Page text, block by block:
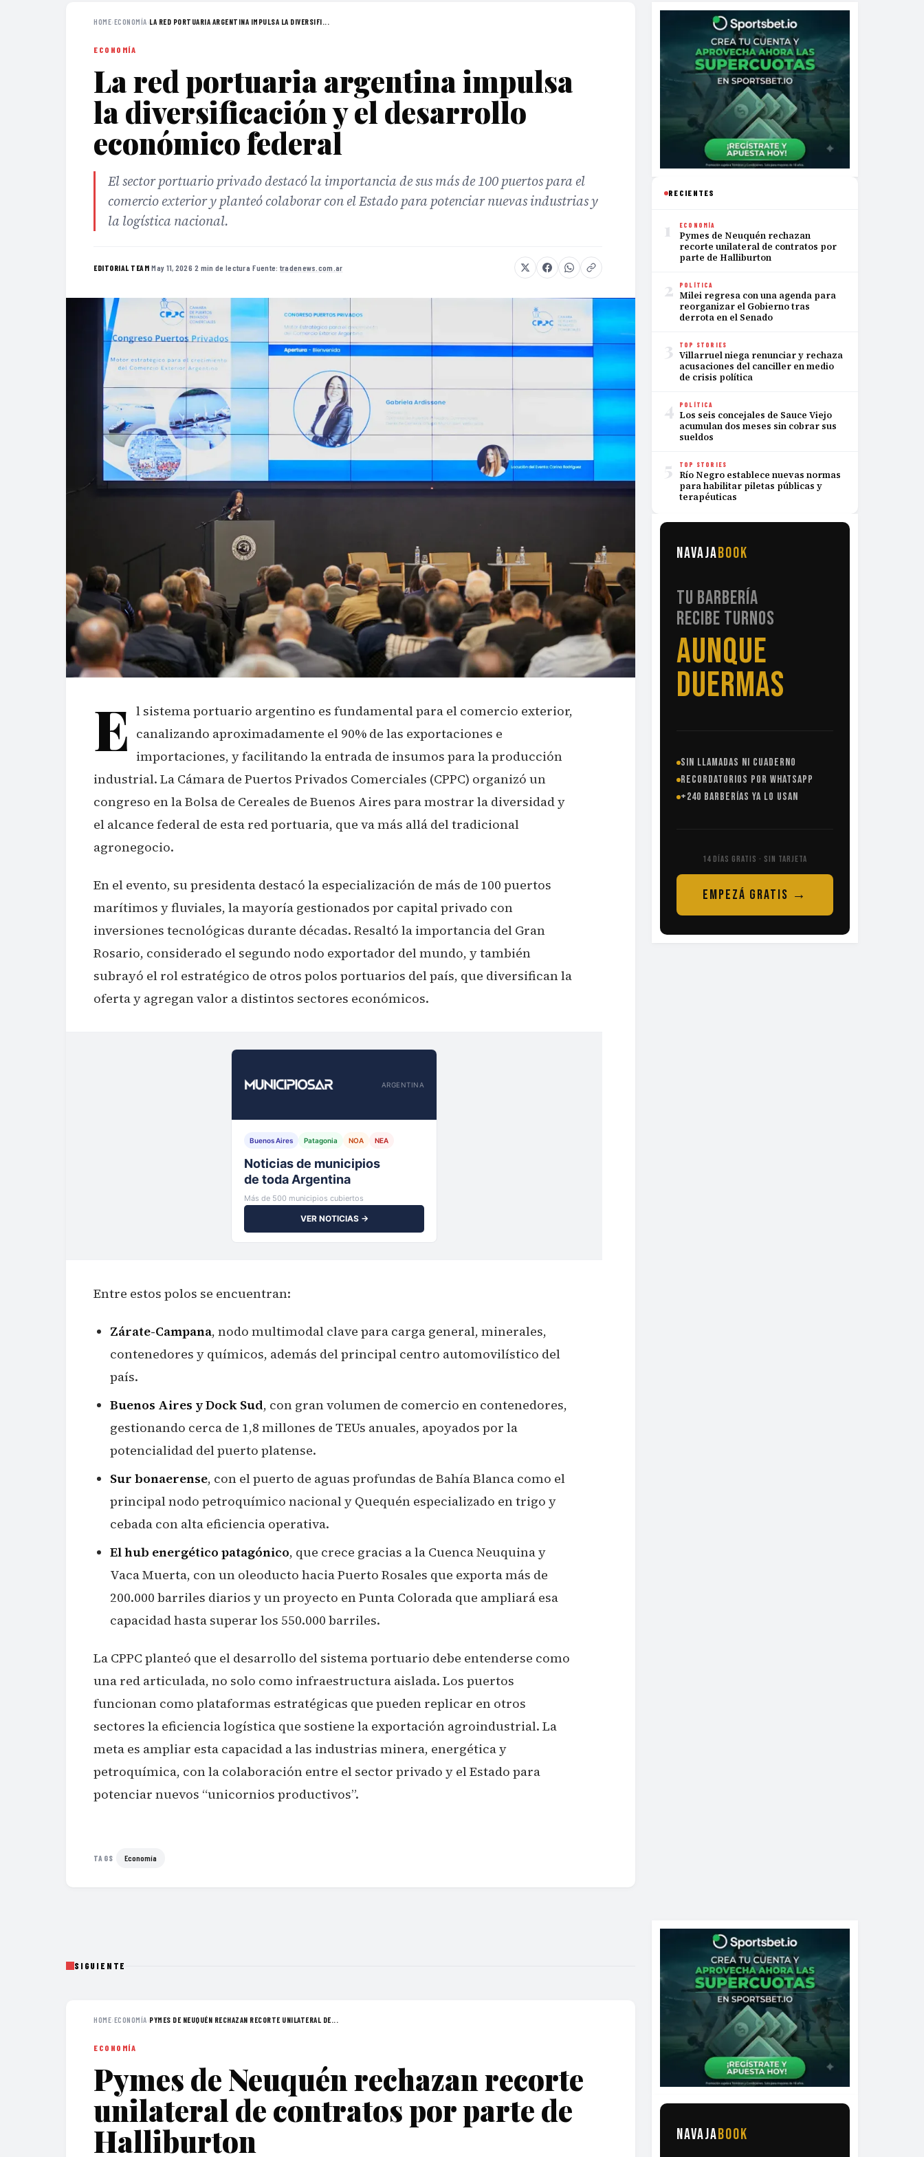
HOME›ECONOMÍA›LA RED PORTUARIA ARGENTINA IMPULSA LA DIVERSIFI...
ECONOMÍA
La red portuaria argentina impulsa
la diversificación y el desarrollo
económico federal
El sector portuario privado destacó la importancia de sus más de 100 puertos para el
comercio exterior y planteó colaborar con el Estado para potenciar nuevas industrias y
la logística nacional.
EDITORIAL TEAM·May 11, 2026·2 min de lectura·Fuente: tradenews.com.ar
E l sistema portuario argentino es fundamental para el comercio exterior,
canalizando aproximadamente el 90% de las exportaciones e
importaciones, y facilitando la entrada de insumos para la producción
industrial. La Cámara de Puertos Privados Comerciales (CPPC) organizó un
congreso en la Bolsa de Cereales de Buenos Aires para mostrar la diversidad y
el alcance federal de esta red portuaria, que va más allá del tradicional
agronegocio.
En el evento, su presidenta destacó la especialización de más de 100 puertos
marítimos y fluviales, la mayoría gestionados por capital privado con
inversiones tecnológicas durante décadas. Resaltó la importancia del Gran
Rosario, considerado el segundo nodo exportador del mundo, y también
subrayó el rol estratégico de otros polos portuarios del país, que diversifican la
oferta y agregan valor a distintos sectores económicos.
ARGENTINA
Buenos Aires Patagonia NOA NEA
Tu municipio,
al instante
Más de 500 municipios cubiertos
VER NOTICIAS →
Entre estos polos se encuentran:
Zárate-Campana, nodo multimodal clave para carga general, minerales,
contenedores y químicos, además del principal centro automovilístico del
país.
Buenos Aires y Dock Sud, con gran volumen de comercio en contenedores,
gestionando cerca de 1,8 millones de TEUs anuales, apoyados por la
potencialidad del puerto platense.
Sur bonaerense, con el puerto de aguas profundas de Bahía Blanca como el
principal nodo petroquímico nacional y Quequén especializado en trigo y
cebada con alta eficiencia operativa.
El hub energético patagónico, que crece gracias a la Cuenca Neuquina y
Vaca Muerta, con un oleoducto hacia Puerto Rosales que exporta más de
200.000 barriles diarios y un proyecto en Punta Colorada que ampliará esa
capacidad hasta superar los 550.000 barriles.
La CPPC planteó que el desarrollo del sistema portuario debe entenderse como
una red articulada, no solo como infraestructura aislada. Los puertos
funcionan como plataformas estratégicas que pueden replicar en otros
sectores la eficiencia logística que sostiene la exportación agroindustrial. La
meta es ampliar esta capacidad a las industrias minera, energética y
petroquímica, con la colaboración entre el sector privado y el Estado para
potenciar nuevos “unicornios productivos”.
TAGS Economía
RECIENTES
1 ECONOMÍA
Pymes de Neuquén rechazan
recorte unilateral de contratos por
parte de Halliburton
2 POLÍTICA
Milei regresa con una agenda para
reorganizar el Gobierno tras
derrota en el Senado
3 TOP STORIES
Villarruel niega renunciar y rechaza
acusaciones del canciller en medio
de crisis política
4 POLÍTICA
Los seis concejales de Sauce Viejo
acumulan dos meses sin cobrar sus
sueldos
5 TOP STORIES
Río Negro establece nuevas normas
para habilitar piletas públicas y
terapéuticas
NAVAJABOOK
TU BARBERÍA
RECIBE TURNOS
SIN
LLAMADAS
SIN LLAMADAS NI CUADERNO
RECORDATORIOS POR WHATSAPP
+240 BARBERÍAS YA LO USAN
14 DÍAS GRATIS · SIN TARJETA
EMPEZÁ GRATIS →
SIGUIENTE
HOME›ECONOMÍA›PYMES DE NEUQUÉN RECHAZAN RECORTE UNILATERAL DE...
ECONOMÍA
Pymes de Neuquén rechazan recorte
unilateral de contratos por parte de
Halliburton
NAVAJABOOK